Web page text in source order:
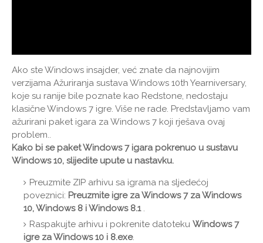
Ako ste Windows insajder, već znate da najnovijim
verzijama Ažuriranja sustava Windows 10th Yearniversary,
koje su ranije bile poznate kao Redstone, nedostaju
klasične Windows 7 igre. Više ne rade. Predstavljamo vam
ažurirani paket igara za Windows 7 koji rješava ovaj
problem..
Kako bi se paket Windows 7 igara pokrenuo u sustavu
Windows 10, slijedite upute u nastavku.
Preuzmite ZIP arhivu sa igrama na sljedećoj
poveznici: Preuzmite igre za Windows 7 za Windows
10, Windows 8 i Windows 8.1
Raspakujte arhivu i pokrenite datoteku Windows 7
igre za Windows 10 i 8.exe.